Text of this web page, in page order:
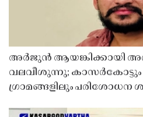
അർജുൻ ആയങ്കിക്കായി
വലവീശുന്നു;
ഗ്രാമങ്ങളിലും പരിശോധന